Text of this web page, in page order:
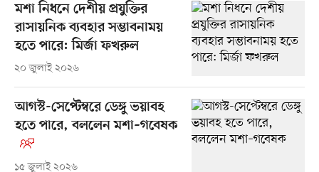
মশা নিধনে দেশীয় প্রযুক্তির
রাসায়নিক ব্যবহার সম্ভাবনাময়
হতে পারে: মির্জা ফখরুল
২০ জুলাই ২০২৬
আগস্ট-সেপ্টেম্বরে ডেঙ্গু ভয়াবহ
হতে পারে, বললেন মশা–গবেষক
১৫ জুলাই ২০২৬